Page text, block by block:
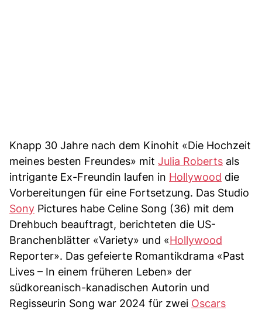
Knapp 30 Jahre nach dem Kinohit «Die Hochzeit
meines besten Freundes» mit Julia Roberts als
intrigante Ex-Freundin laufen in Hollywood die
Vorbereitungen für eine Fortsetzung. Das Studio
Sony Pictures habe Celine Song (36) mit dem
Drehbuch beauftragt, berichteten die US-
Branchenblätter «Variety» und «Hollywood
Reporter». Das gefeierte Romantikdrama «Past
Lives – In einem früheren Leben» der
südkoreanisch-kanadischen Autorin und
Regisseurin Song war 2024 für zwei Oscars